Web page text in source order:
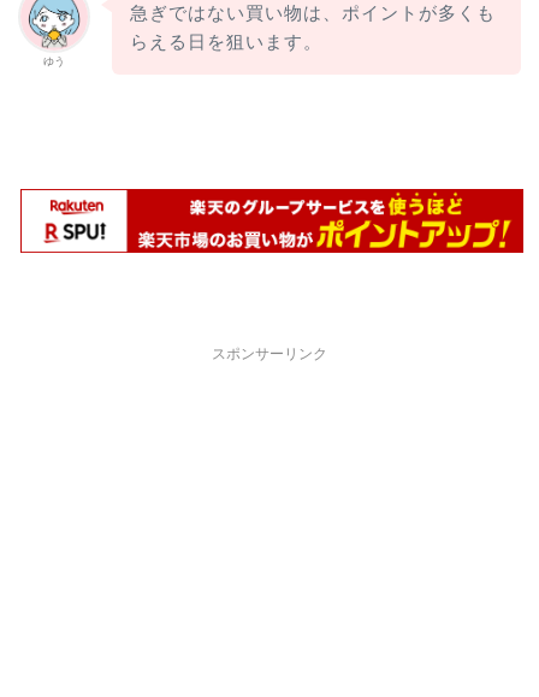
ゆう
急ぎではない買い物は、ポイントが多くも
らえる日を狙います。
スポンサーリンク